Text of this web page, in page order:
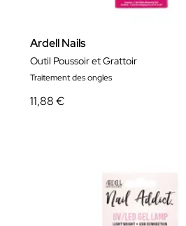
Ardell Nails
Outil Poussoir et Grattoir
Traitement des ongles
11,88 €